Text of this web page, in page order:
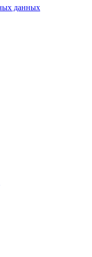
данных